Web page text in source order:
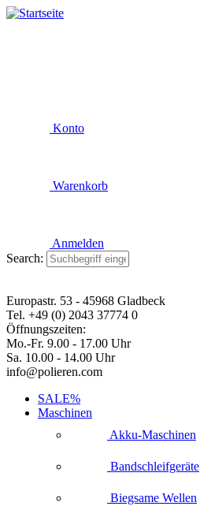
Konto
Warenkorb
Anmelden
Search:
Europastr. 53 - 45968 Gladbeck
Tel. +49 (0) 2043 37774 0
Öffnungszeiten:
Mo.-Fr. 9.00 - 17.00 Uhr
Sa. 10.00 - 14.00 Uhr
info@polieren.com
SALE%
Maschinen
Akku-Maschinen
Bandschleifgeräte
Biegsame Wellen